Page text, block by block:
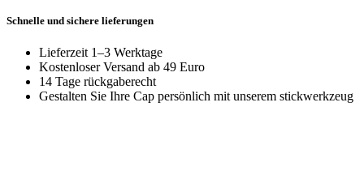
Schnelle und sichere lieferungen
Lieferzeit 1–3 Werktage
Kostenloser Versand ab 49 Euro
14 Tage rückgaberecht
Gestalten Sie Ihre Cap persönlich mit unserem stickwerkzeug